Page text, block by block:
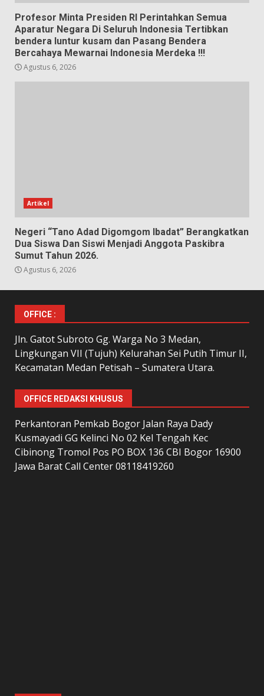
Profesor Minta Presiden RI Perintahkan Semua
Aparatur Negara Di Seluruh Indonesia Tertibkan
bendera luntur kusam dan Pasang Bendera
Bercahaya Mewarnai Indonesia Merdeka !!!
Agustus 6, 2026
Artikel
Negeri “Tano Adad Digomgom Ibadat” Berangkatkan
Dua Siswa Dan Siswi Menjadi Anggota Paskibra
Sumut Tahun 2026.
Agustus 6, 2026
OFFICE :
Jln. Gatot Subroto Gg. Warga No 3 Medan,
Lingkungan VII (Tujuh) Kelurahan Sei Putih Timur II,
Kecamatan Medan Petisah – Sumatera Utara.
OFFICE REDAKSI KHUSUS
Perkantoran Pemkab Bogor Jalan Raya Dady
Kusmayadi GG Kelinci No 02 Kel Tengah Kec
Cibinong Tromol Pos PO BOX 136 CBI Bogor 16900
Jawa Barat Call Center 08118419260